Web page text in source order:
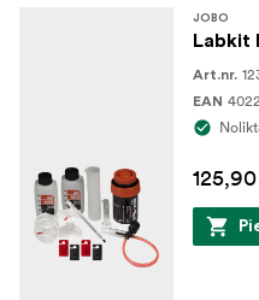
JOBO
Labkit
Art.nr.
EAN